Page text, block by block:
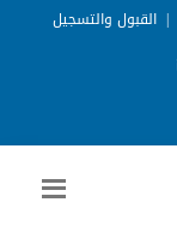
| القبول والتسجيل